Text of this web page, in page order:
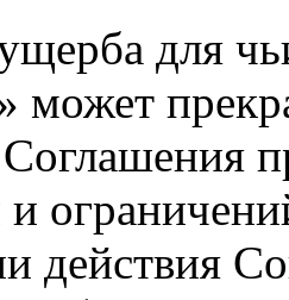
для
и
действия